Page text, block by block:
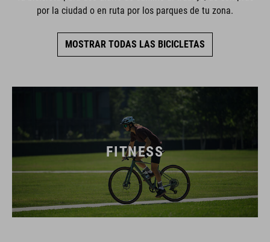
por la ciudad o en ruta por los parques de tu zona.
MOSTRAR TODAS LAS BICICLETAS
FITNESS